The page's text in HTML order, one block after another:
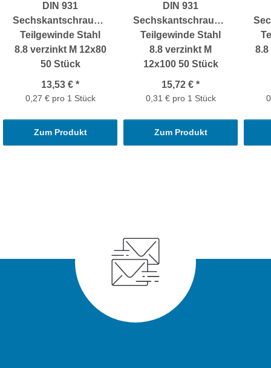
DIN 931
Sechskantschrauben
Teilgewinde Stahl
8.8 verzinkt M 12x80
50 Stück
13,53 € *
0,27 € pro 1 Stück
Zum Produkt
DIN 931
Sechskantschrauben
Teilgewinde Stahl
8.8 verzinkt M
12x100 50 Stück
15,72 € *
0,31 € pro 1 Stück
Zum Produkt
8.8